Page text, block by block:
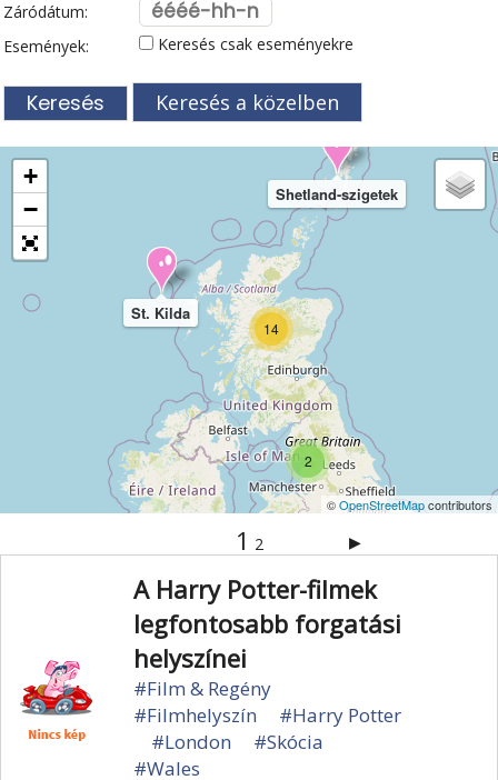
Záródátum:
Események:
Keresés csak eseményekre
Keresés a közelben
2
14
St. Kilda
Shetland-szigetek
+
−
©OpenStreetMapcontributors
1 2 ▶
A Harry Potter-filmek
legfontosabb forgatási
helyszínei
#Film & Regény
#Filmhelyszín
#Harry Potter
#London
#Skócia
#Wales